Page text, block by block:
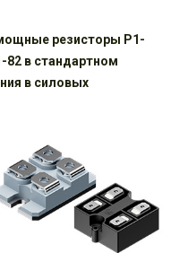
резисторы Р1-
82 в стандартном
в силовых